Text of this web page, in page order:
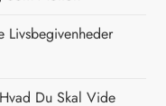
Livsbegivenheder
Du Skal Vide